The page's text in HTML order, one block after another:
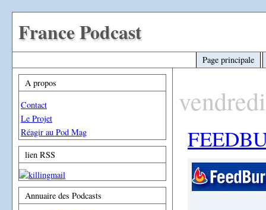
France Podcast
Page principale
A propos
Contact
Le Projet
Réagir au Pod Mag
lien RSS
Annuaire des Podcasts
vendredi